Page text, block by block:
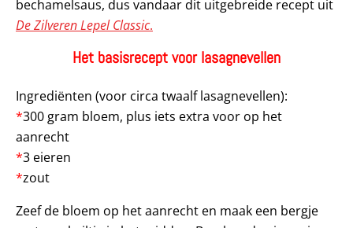
bechamelsaus, dus vandaar dit uitgebreide recept uit
De Zilveren Lepel Classic.
Het basisrecept voor lasagnevellen
Ingrediënten (voor circa twaalf lasagnevellen):
*300 gram bloem, plus iets extra voor op het
aanrecht
*3 eieren
*zout
Zeef de bloem op het aanrecht en maak een bergje